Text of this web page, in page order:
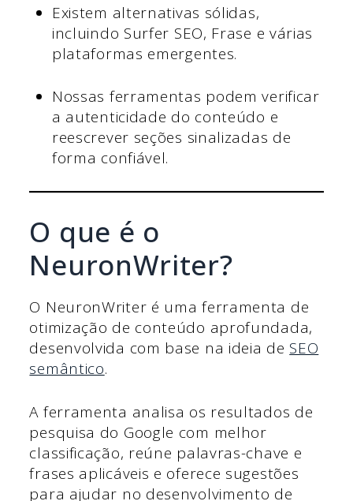
Existem alternativas sólidas,
incluindo Surfer SEO, Frase e várias
plataformas emergentes.
Nossas ferramentas podem verificar
a autenticidade do conteúdo e
reescrever seções sinalizadas de
forma confiável.
O que é o
NeuronWriter?
O NeuronWriter é uma ferramenta de
otimização de conteúdo aprofundada,
desenvolvida com base na ideia de SEO
semântico.
A ferramenta analisa os resultados de
pesquisa do Google com melhor
classificação, reúne palavras-chave e
frases aplicáveis e oferece sugestões
para ajudar no desenvolvimento de